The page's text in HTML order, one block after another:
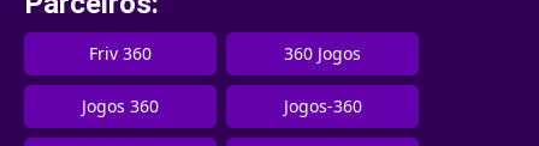
Friv 360 360 Jogos
Jogos 360 Jogos-360